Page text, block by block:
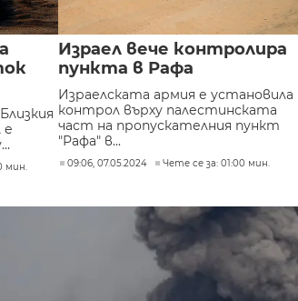
е
мин.
Израел вече контролира
пункта в Рафа
Израелската армия е установила
контрол върху палестинската
част на пропускателния пункт
"Рафа" в...
09:06, 07.05.2024 Чете се за: 01:00 мин.